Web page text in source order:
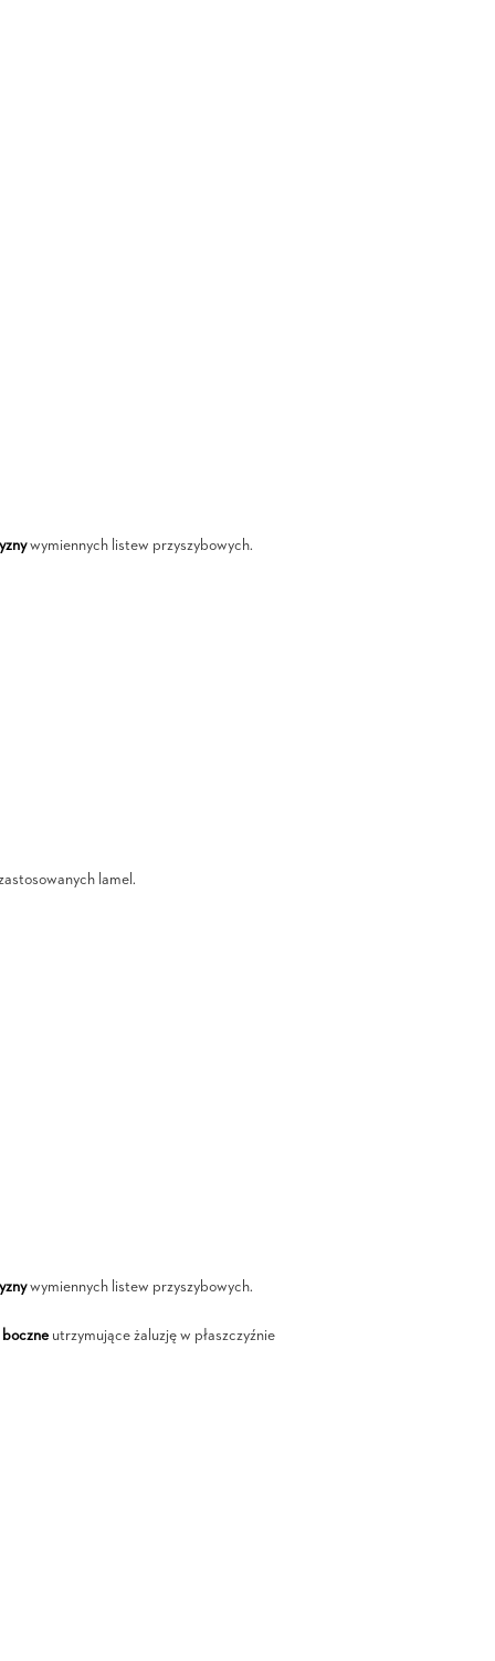
wymiennych listew przyszybowych.
lamel.
wymiennych listew przyszybowych.
boczne utrzymujące żaluzję w płaszczyźnie